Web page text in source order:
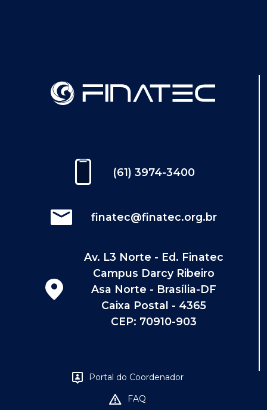
(61) 3974-3400
finatec@finatec.org.br
Av. L3 Norte - Ed. Finatec
Campus Darcy Ribeiro
Asa Norte - Brasília-DF
Caixa Postal - 4365
CEP: 70910-903
Portal do Coordenador
FAQ